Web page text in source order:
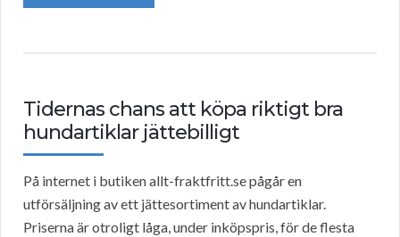
Tidernas chans att köpa riktigt bra
hundartiklar jättebilligt
På internet i butiken allt-fraktfritt.se pågår en
utförsäljning av ett jättesortiment av hundartiklar.
Priserna är otroligt låga, under inköpspris, för de flesta